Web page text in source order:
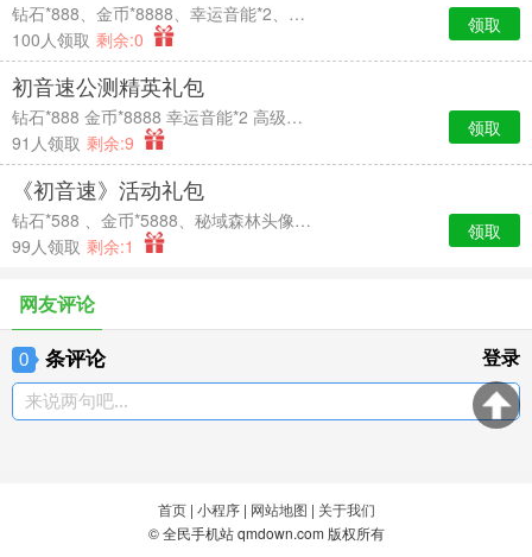
钻石*888、金币*8888、幸运音能*2、高级经验卡*2
100人领取 剩余:0
领取
初音速公测精英礼包
钻石*888 金币*8888 幸运音能*2 高级经验卡*2
91人领取 剩余:9
领取
《初音速》活动礼包
钻石*588 、金币*5888、秘域森林头像框*7天时效、中级经验卡*2
99人领取 剩余:1
领取
网友评论
0 条评论 登录
来说两句吧...
首页| 小程序| 网站地图 | 关于我们
© 全民手机站 qmdown.com 版权所有